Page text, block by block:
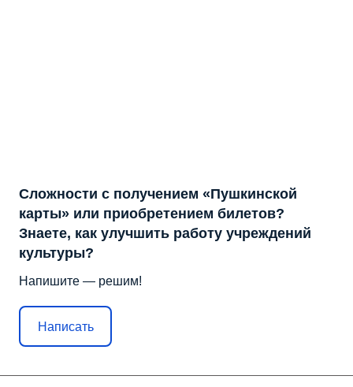
Сложности с получением «Пушкинской
карты» или приобретением билетов?
Знаете, как улучшить работу учреждений
культуры?
Напишите — решим!
Написать